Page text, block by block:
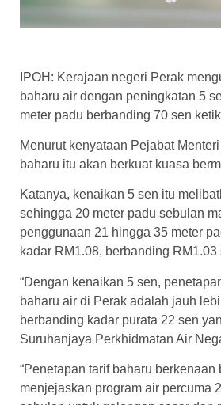
IPOH: Kerajaan negeri Perak
baharu air dengan peningkatan 5
meter padu berbanding 70 sen
Menurut kenyataan Pejabat
baharu itu akan berkuat kuasa
Katanya, kenaikan 5 sen itu
sehingga 20 meter padu sebulan
penggunaan 21 hingga 35 meter
kadar RM1.08, berbanding RM1.03
“Dengan kenaikan 5 sen,
baharu air di Perak adalah jauh
berbanding kadar purata 22 sen
Suruhanjaya Perkhidmatan Air
“Penetapan tarif baharu
menjejaskan program air percuma